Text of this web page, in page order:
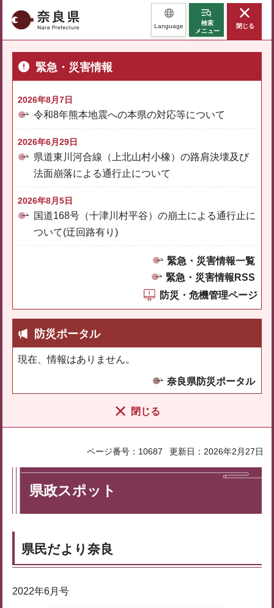
奈良県 Language
検索
メニュー
閉じる
緊急・災害情報
2026年8月7日
令和8年熊本地震への本県の対応等について
2026年6月29日
県道東川河合線（上北山村小橡）の路肩決壊及び
法面崩落による通行止について
2026年8月5日
国道168号（十津川村平谷）の崩土による通行止に
ついて(迂回路有り)
緊急・災害情報一覧
緊急・災害情報RSS
防災・危機管理ページ
防災ポータル
現在、情報はありません。
奈良県防災ポータル
閉じる
ページ番号：10687 更新日：2026年2月27日
県政スポット
県民だより奈良
2022年6月号